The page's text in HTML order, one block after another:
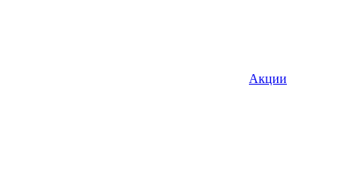
Акции